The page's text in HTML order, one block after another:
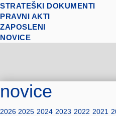
STRATEŠKI DOKUMENTI
PRAVNI AKTI
ZAPOSLENI
NOVICE
novice
2026 2025 2024 2023 2022 2021